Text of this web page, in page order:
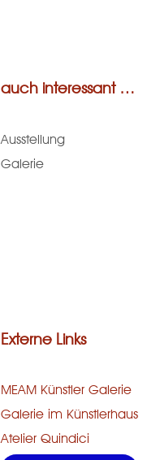
auch interessant …
Ausstellung
Galerie
Externe Links
MEAM Künstler Galerie
Galerie im Künstlerhaus
Atelier Quindici